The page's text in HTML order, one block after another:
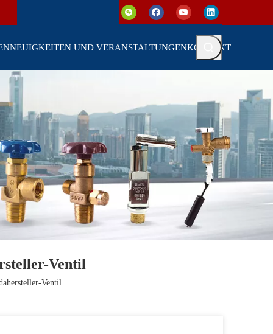
NEUIGKEITEN UND VERANSTALTUNGENKONTAKT
Ventil
Ventil